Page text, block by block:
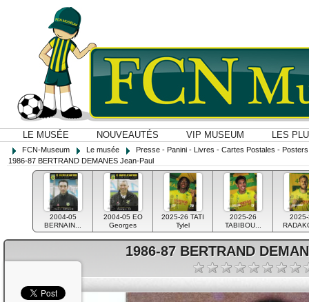
LE MUSÉE NOUVEAUTÉS VIP MUSEUM LES
FCN-Museum Le musée
Presse - Panini - Livres - Cartes Postales -
1986-87 BERTRAND DEMANES Jean-Paul
2004-05
BERNAIN...
2004-05 EO
Georges
2025-26 TATI
Tylel
2025-26
TABIBOU...
1986-87 BERTRAND